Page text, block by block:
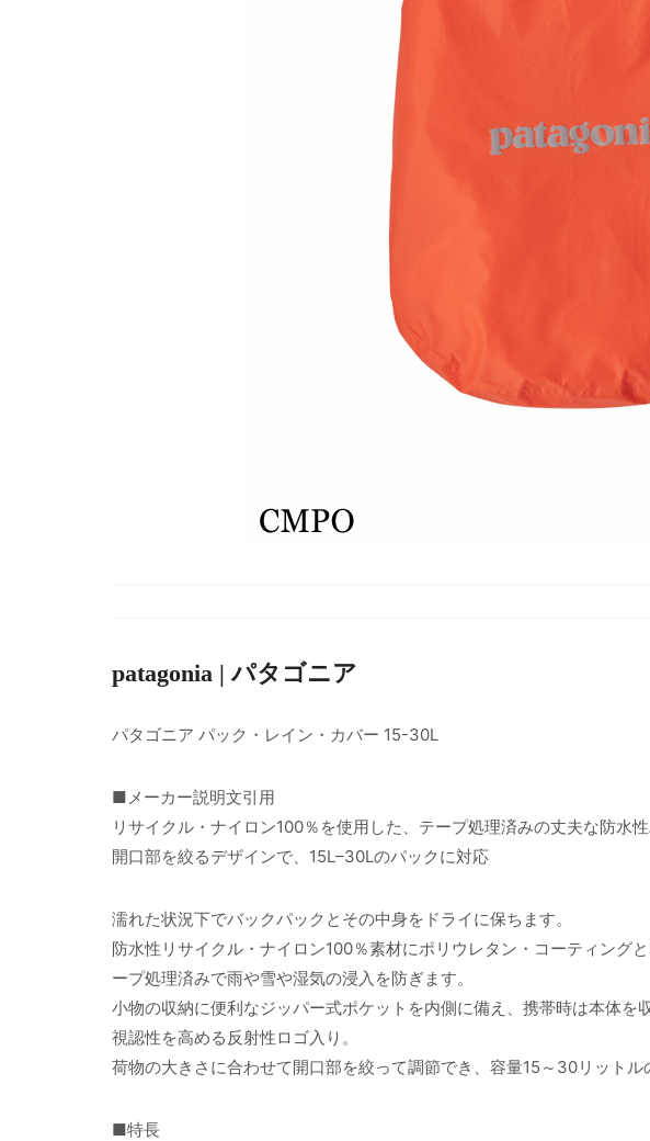
patagonia | パタゴニア
パタゴニア パック・レイン・カバー 15-30L
■メーカー説明文引用
リサイクル・ナイロン100％を使用した、テープ処理済みの丈夫な防水性
開口部を絞るデザインで、15L–30Lのパックに対応
濡れた状況下でバックパックとその中身をドライに保ちます。
防水性リサイクル・ナイロン100％素材にポリウレタン・コーティング
ープ処理済みで雨や雪や湿気の浸入を防ぎます。
小物の収納に便利なジッパー式ポケットを内側に備え、携帯時は本体を
視認性を高める反射性ロゴ入り。
荷物の大きさに合わせて開口部を絞って調節でき、容量15～30リットル
■特長